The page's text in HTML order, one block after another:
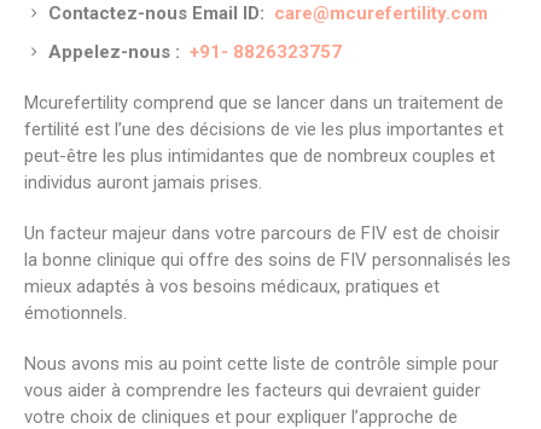
Contactez-nous Email ID: care@mcurefertility.com
Appelez-nous : +91- 8826323757
Mcurefertility comprend que se lancer dans un traitement de
fertilité est l’une des décisions de vie les plus importantes et
peut-être les plus intimidantes que de nombreux couples et
individus auront jamais prises.
Un facteur majeur dans votre parcours de FIV est de choisir
la bonne clinique qui offre des soins de FIV personnalisés les
mieux adaptés à vos besoins médicaux, pratiques et
émotionnels.
Nous avons mis au point cette liste de contrôle simple pour
vous aider à comprendre les facteurs qui devraient guider
votre choix de cliniques et pour expliquer l’approche de